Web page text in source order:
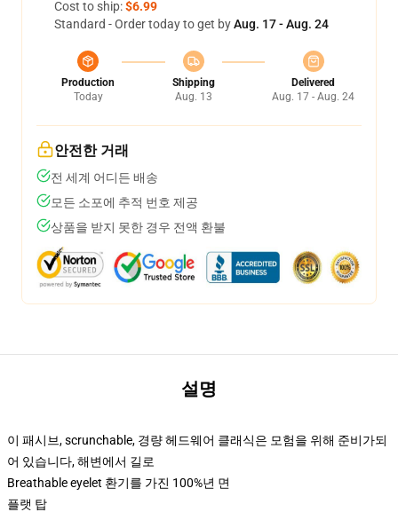
Cost to ship:$6.99
Standard - Order today to get byAug. 17 - Aug. 24
Production
Today
Shipping
Aug. 13
Delivered
Aug. 17 - Aug. 24
안전한 거래
전 세계 어디든 배송
모든 소포에 추적 번호 제공
상품을 받지 못한 경우 전액 환불
설명
이 패시브, scrunchable, 경량 헤드웨어 클래식은 모험을 위해 준비가되
어 있습니다, 해변에서 길로
Breathable eyelet 환기를 가진 100%년 면
플랫 탑